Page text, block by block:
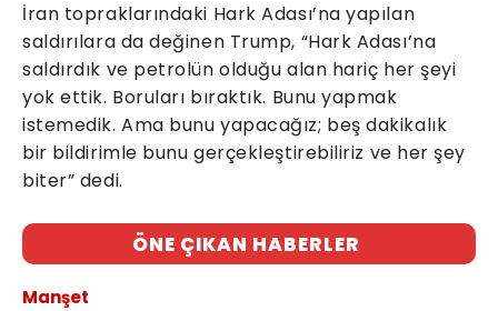
İran topraklarındaki Hark Adası’na yapılan
saldırılara da değinen Trump, “Hark Adası’na
saldırdık ve petrolün olduğu alan hariç her şeyi
yok ettik. Boruları bıraktık. Bunu yapmak
istemedik. Ama bunu yapacağız; beş dakikalık
bir bildirimle bunu gerçekleştirebiliriz ve her şey
biter” dedi.
ÖNE ÇIKAN HABERLER
Manşet